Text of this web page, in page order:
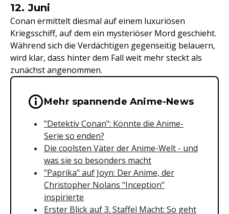
12. Juni
Conan ermittelt diesmal auf einem luxuriösen
Kriegsschiff, auf dem ein mysteriöser Mord geschieht.
Während sich die Verdächtigen gegenseitig belauern,
wird klar, dass hinter dem Fall weit mehr steckt als
zunächst angenommen.
Wichtige Hinweise &
Mehr spannende Anime-News
"Detektiv Conan": Könnte die Anime-
Serie so enden?
Die coolsten Väter der Anime-Welt - und
was sie so besonders macht
"Paprika" auf Joyn: Der Anime, der
Christopher Nolans "Inception"
inspirierte
Erster Blick auf 3. Staffel Macht: So geht